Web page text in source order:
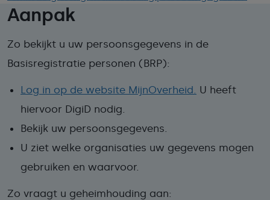
Aanpak
Zo bekijkt u uw persoonsgegevens in de
Basisregistratie personen (BRP):
Log in op de website MijnOverheid. U heeft
hiervoor DigiD nodig.
Bekijk uw persoonsgegevens.
U ziet welke organisaties uw gegevens mogen
gebruiken en waarvoor.
Zo vraagt u geheimhouding aan: